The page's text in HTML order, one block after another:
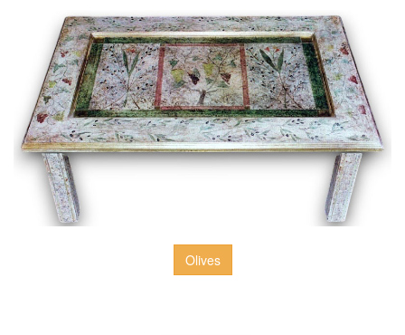
Olives